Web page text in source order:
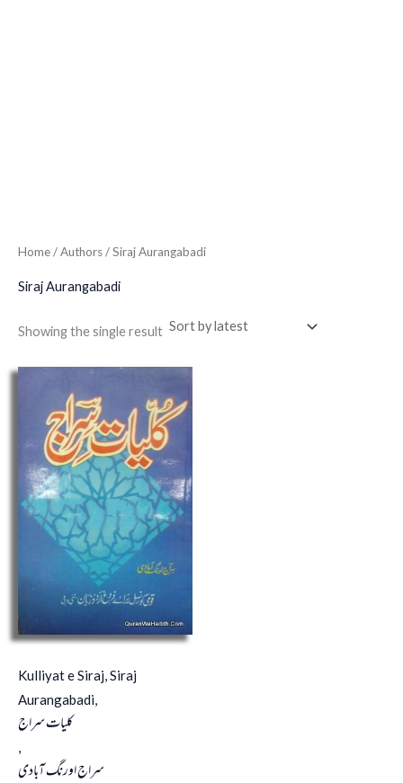
Home/ Authors / Siraj Aurangabadi
Siraj Aurangabadi
Showing the single result
Kulliyat e Siraj, Siraj
Aurangabadi,
کلیات سراج
,
سراج اورنگ آبادی